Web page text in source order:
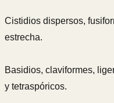
Cistidios dispersos,
estrecha.
Basidios, claviformes,
y tetraspóricos.